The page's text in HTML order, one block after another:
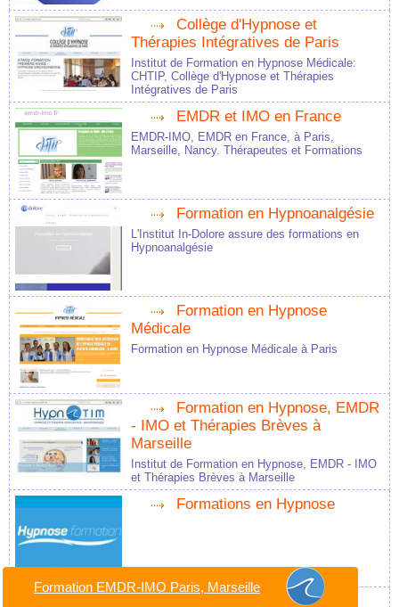
Collège d'Hypnose et
Thérapies Intégratives de Paris
Institut de Formation en Hypnose Médicale:
CHTIP, Collège d'Hypnose et Thérapies
Intégratives de Paris
EMDR et IMO en France
EMDR-IMO, EMDR en France, à Paris,
Marseille, Nancy. Thérapeutes et Formations
Formation en Hypnoanalgésie
L'Institut In-Dolore assure des formations en
Hypnoanalgésie
Formation en Hypnose
Médicale
Formation en Hypnose Médicale à Paris
Formation en Hypnose, EMDR
- IMO et Thérapies Brèves à
Marseille
Institut de Formation en Hypnose, EMDR - IMO
et Thérapies Brèves à Marseille
Formations en Hypnose
Hypnose à Paris.
Formation EMDR-IMO Paris, Marseille